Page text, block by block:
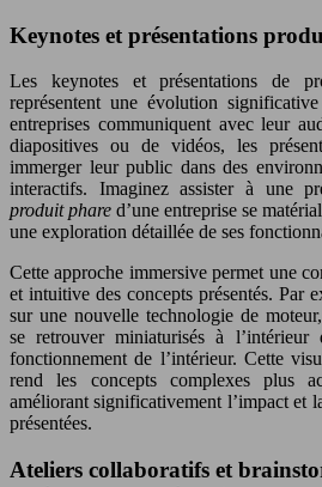
Keynotes et présentations
Les keynotes et présentations de
représentent une évolution
entreprises communiquent avec leur
diapositives ou de vidéos, les
immerger leur public dans des
interactifs. Imaginez assister à une
produit phare d’une entreprise se
une exploration détaillée de ses
Cette approche immersive permet une
et intuitive des concepts présentés. Par
sur une nouvelle technologie de
se retrouver miniaturisés à l’intérieur
fonctionnement de l’intérieur. Cette
rend les concepts complexes plus
améliorant significativement l’impact et
présentées.
Ateliers collaboratifs et